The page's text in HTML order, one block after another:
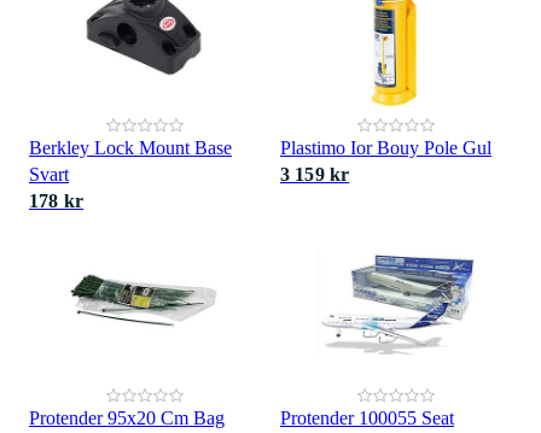
Berkley Lock Mount Base
Svart
178 kr
Plastimo Ior Bouy Pole Gul
3 159 kr
Protender 95x20 Cm Bag
Protender 100055 Seat